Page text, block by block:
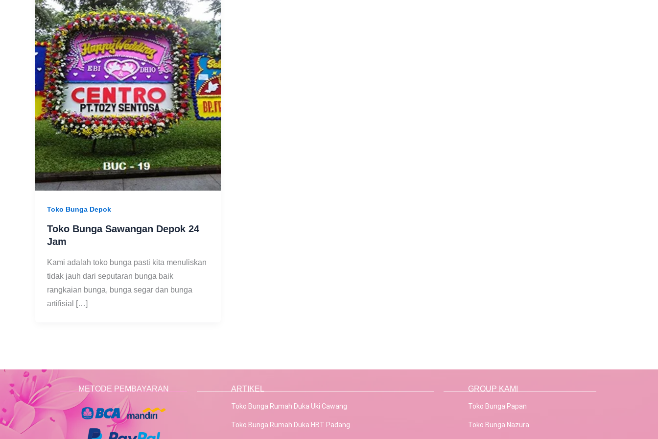
Toko Bunga Depok
Toko Bunga Sawangan Depok 24
Jam
Kami adalah toko bunga pasti kita menuliskan
tidak jauh dari seputaran bunga baik
rangkaian bunga, bunga segar dan bunga
artifisial […]
METODE PEMBAYARAN ARTIKEL
Toko Bunga Rumah Duka Uki Cawang
Toko Bunga Rumah Duka HBT Padang
GROUP KAMI
Toko Bunga Papan
Toko Bunga Nazura